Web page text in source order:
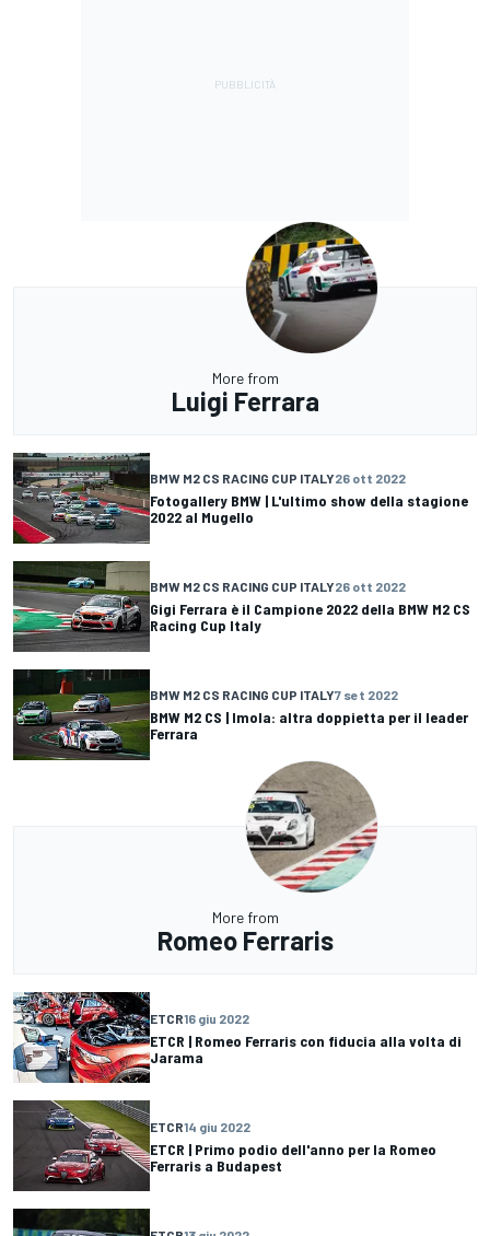
More from
Luigi Ferrara
BMW M2 CS RACING CUP ITALY26 ott 2022
Fotogallery BMW | L'ultimo show della stagione
2022 al Mugello
BMW M2 CS RACING CUP ITALY26 ott 2022
Gigi Ferrara è il Campione 2022 della BMW M2 CS
Racing Cup Italy
BMW M2 CS RACING CUP ITALY7 set 2022
BMW M2 CS | Imola: altra doppietta per il leader
Ferrara
More from
Romeo Ferraris
ETCR16 giu 2022
ETCR | Romeo Ferraris con fiducia alla volta di
Jarama
ETCR14 giu 2022
ETCR | Primo podio dell'anno per la Romeo
Ferraris a Budapest